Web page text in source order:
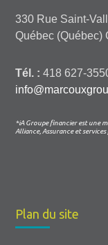
330 Rue Saint-
Québec (Québec)
Tél. : 418 627-
*iA Groupe financier est une
Alliance, Assurance et
Plan du site